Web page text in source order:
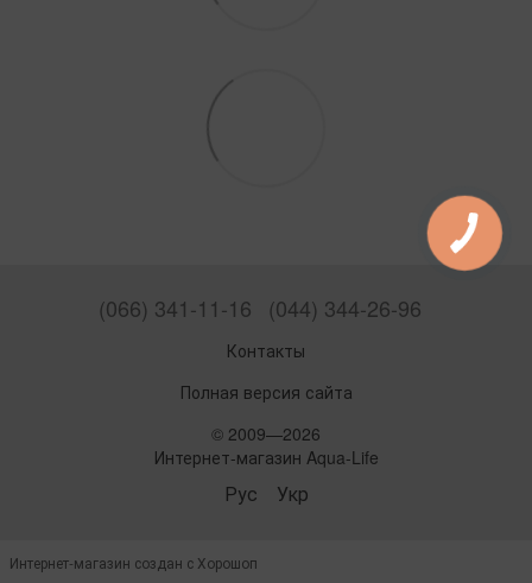
(066) 341-11-16 (044) 344-26-96
Контакты
Полная версия сайта
© 2009—2026
Интернет-магазин Aqua-Life
Рус Укр
Интернет-магазин создан с Хорошоп